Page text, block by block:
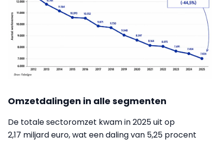
Omzetdalingen in alle segmenten
De totale sectoromzet kwam in 2025 uit op
2,17 miljard euro, wat een daling van 5,25 procent